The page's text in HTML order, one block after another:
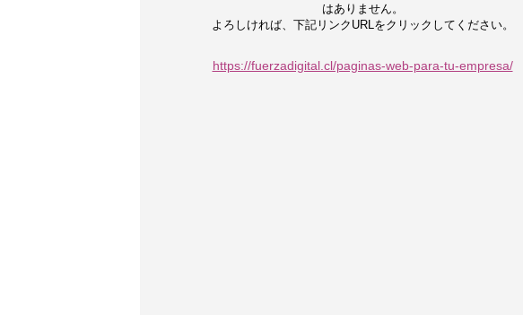
はありません。
よろしければ、下記リンクURLをクリックしてください。
https://fuerzadigital.cl/paginas-web-para-tu-empresa/